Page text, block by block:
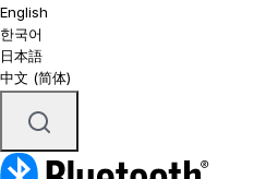
English
한국어
日本語
中文 (简体)